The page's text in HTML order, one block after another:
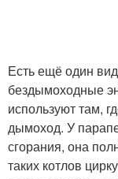
Есть ещё один
бездымоходные
используют там,
дымоход. У
сгорания, она
таких котлов